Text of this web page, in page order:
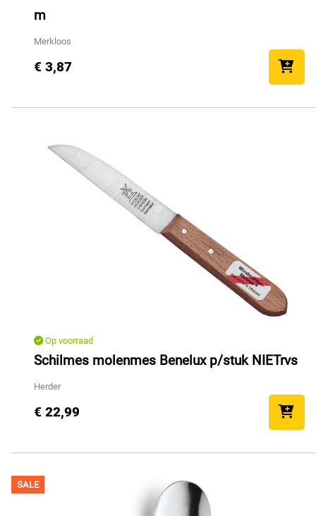
m
Merkloos
€ 3,87
Op voorraad
Schilmes molenmes Benelux p/stuk NIETrvs
Herder
€ 22,99
SALE